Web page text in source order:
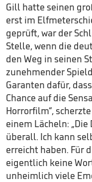
Gill hatte seinen
erst im
geprüft, war der
Stelle, wenn die
den Weg in seinen
zunehmender
Garanten dafür,
Chance auf die
Horrorfilm“,
einem Lächeln:
überall. Ich kann
erreicht haben. Für
eigentlich keine
unheimlich viele